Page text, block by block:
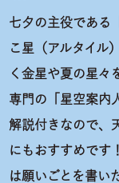
七夕の主役である
こ星（アルタイル
く金星や夏の星々
専門の「星空案内
解説付きなので、
にもおすすめです！
は願いごとを書い